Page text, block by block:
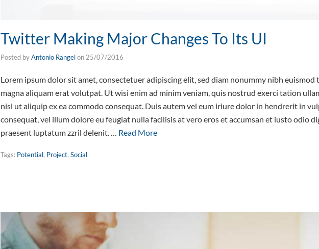
Twitter Making Major Changes To Its UI
Posted byAntonio Rangelon 25/07/2016
Lorem ipsum dolor sit amet, consectetuer adipiscing elit, sed diam nonummy nibh
magna aliquam erat volutpat. Ut wisi enim ad minim veniam, quis nostrud exerci tation
nisl ut aliquip ex ea commodo consequat. Duis autem vel eum iriure dolor in hendrerit in
consequat, vel illum dolore eu feugiat nulla facilisis at vero eros et accumsan et iusto odio
praesent luptatum zzril delenit. … Read More
Tags: Potential, Project, Social